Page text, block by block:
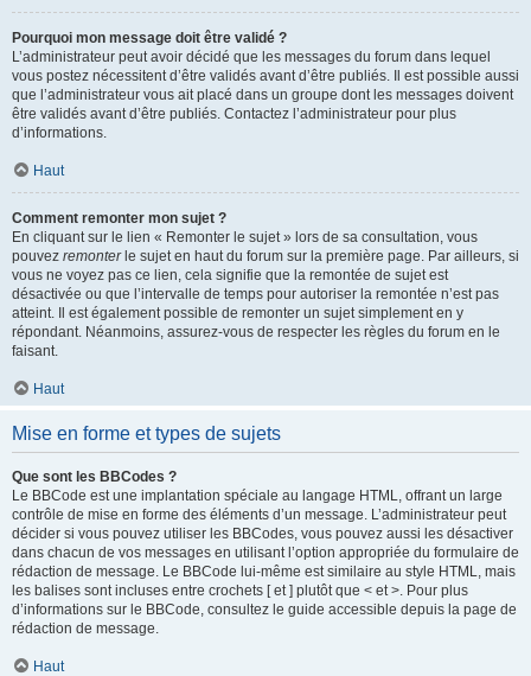
Pourquoi mon message doit être validé ?
L’administrateur peut avoir décidé que les messages du forum dans lequel
vous postez nécessitent d’être validés avant d’être publiés. Il est possible aussi
que l’administrateur vous ait placé dans un groupe dont les messages doivent
être validés avant d’être publiés. Contactez l’administrateur pour plus
d’informations.
Haut
Comment remonter mon sujet ?
En cliquant sur le lien « Remonter le sujet » lors de sa consultation, vous
pouvez remonterle sujet en haut du forum sur la première page. Par ailleurs, si
vous ne voyez pas ce lien, cela signifie que la remontée de sujet est
désactivée ou que l’intervalle de temps pour autoriser la remontée n’est pas
atteint. Il est également possible de remonter un sujet simplement en y
répondant. Néanmoins, assurez-vous de respecter les règles du forum en le
faisant.
Haut
Mise en forme et types de sujets
Que sont les BBCodes ?
Le BBCode est une implantation spéciale au langage HTML, offrant un large
contrôle de mise en forme des éléments d’un message. L’administrateur peut
décider si vous pouvez utiliser les BBCodes, vous pouvez aussi les désactiver
dans chacun de vos messages en utilisant l’option appropriée du formulaire de
rédaction de message. Le BBCode lui-même est similaire au style HTML, mais
les balises sont incluses entre crochets [ et ] plutôt que < et >. Pour plus
d’informations sur le BBCode, consultez le guide accessible depuis la page de
rédaction de message.
Haut